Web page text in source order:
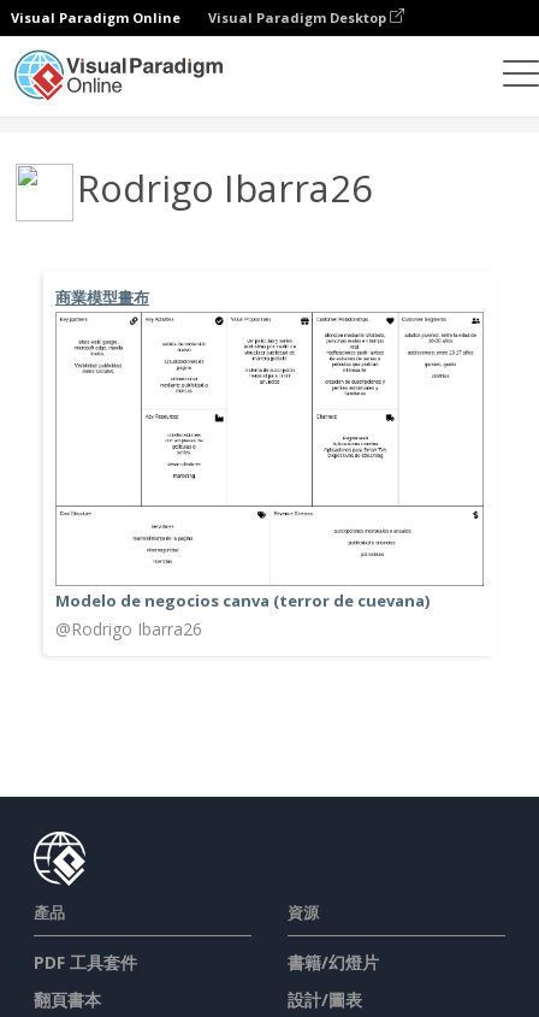
Visual Paradigm Online Visual Paradigm Desktop
Rodrigo Ibarra26
商業模型畫布
Modelo de negocios canva (terror de cuevana)
@Rodrigo Ibarra26
產品
PDF 工具套件
翻頁書本
資源
書籍/幻燈片
設計/圖表